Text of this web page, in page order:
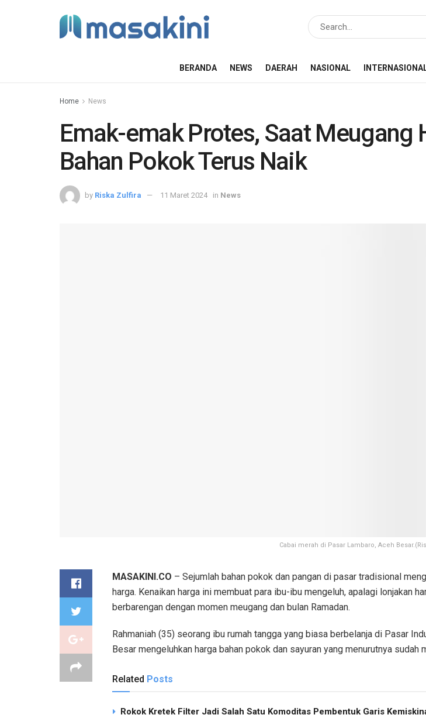
BERANDA NEWS DAERAH NASIONAL
Home News
Emak-emak Protes, Saat Meugang
Bahan Pokok Terus Naik
by Riska Zulfira 11 Maret 2024 in News
Cabai merah di Pasar Lambaro, Aceh
MASAKINI.CO – Sejumlah bahan pokok dan pangan di pasar tradisional
harga. Kenaikan harga ini membuat para ibu-ibu mengeluh, apalagi lonjakan
berbarengan dengan momen meugang dan bulan Ramadan.
Rahmaniah (35) seorang ibu rumah tangga yang biasa berbelanja di Pasar
Besar mengeluhkan harga bahan pokok dan sayuran yang menurutnya sudah
Related Posts
Rokok Kretek Filter Jadi Salah Satu Komoditas Pembentuk Garis